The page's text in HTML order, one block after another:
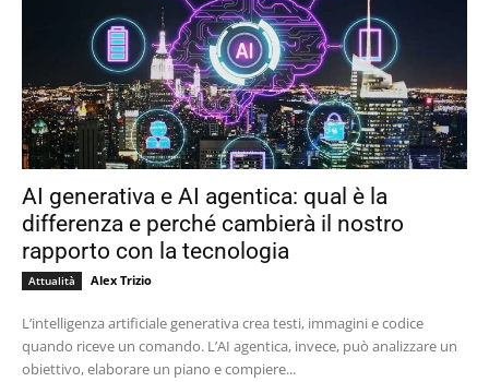
AI generativa e AI agentica: qual è la
differenza e perché cambierà il nostro
rapporto con la tecnologia
Attualità Alex Trizio
L’intelligenza artificiale generativa crea testi, immagini e codice
quando riceve un comando. L’AI agentica, invece, può analizzare un
obiettivo, elaborare un piano e compiere...